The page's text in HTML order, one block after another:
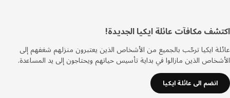
مكافآت عائلة ايكيا الجديدة!
ايكيا ترحّب بالجميع من الأشخاص الذين يعتبرون منزلهم شغفهم إلى
الذين مازالوا في بداية تأسيس حياتهم ويحتاجون إلى يد المساعدة.
انضم الى عائلة ايكيا